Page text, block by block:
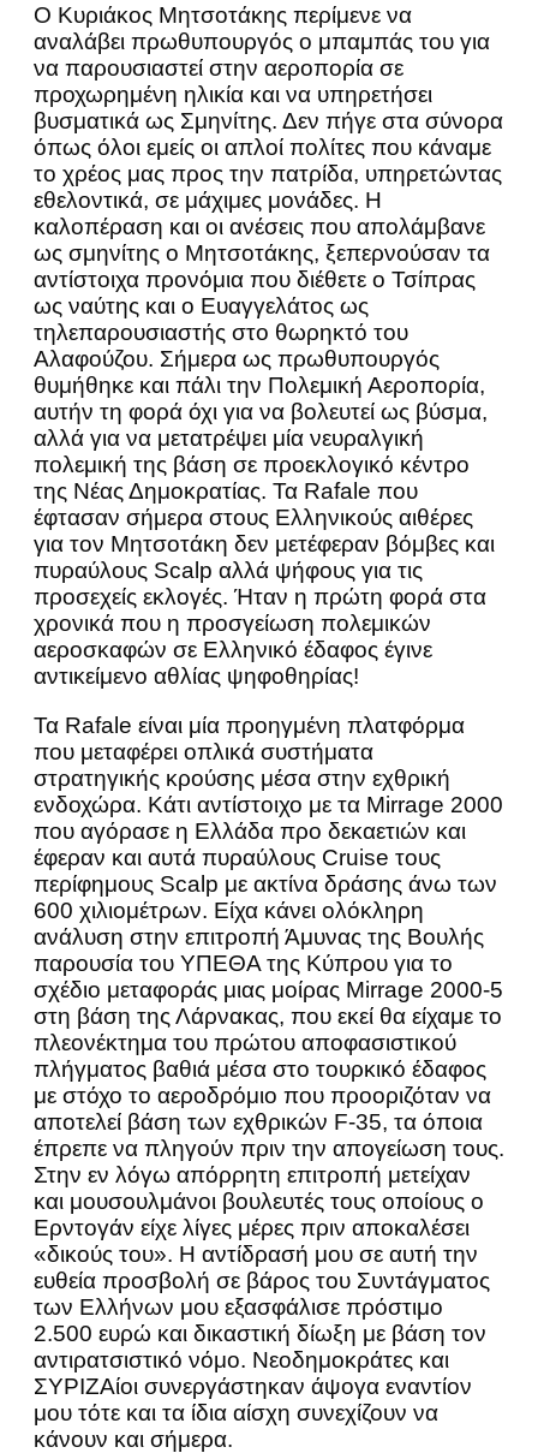
Ο Κυριάκος Μητσοτάκης περίμενε να
αναλάβει πρωθυπουργός ο μπαμπάς του για
να παρουσιαστεί στην αεροπορία σε
προχωρημένη ηλικία και να υπηρετήσει
βυσματικά ως Σμηνίτης. Δεν πήγε στα σύνορα
όπως όλοι εμείς οι απλοί πολίτες που κάναμε
το χρέος μας προς την πατρίδα, υπηρετώντας
εθελοντικά, σε μάχιμες μονάδες. Η
καλοπέραση και οι ανέσεις που απολάμβανε
ως σμηνίτης ο Μητσοτάκης, ξεπερνούσαν τα
αντίστοιχα προνόμια που διέθετε ο Τσίπρας
ως ναύτης και ο Ευαγγελάτος ως
τηλεπαρουσιαστής στο θωρηκτό του
Αλαφούζου. Σήμερα ως πρωθυπουργός
θυμήθηκε και πάλι την Πολεμική Αεροπορία,
αυτήν τη φορά όχι για να βολευτεί ως βύσμα,
αλλά για να μετατρέψει μία νευραλγική
πολεμική της βάση σε προεκλογικό κέντρο
της Νέας Δημοκρατίας. Τα Rafale που
έφτασαν σήμερα στους Ελληνικούς αιθέρες
για τον Μητσοτάκη δεν μετέφεραν βόμβες και
πυραύλους Scalp αλλά ψήφους για τις
προσεχείς εκλογές. Ήταν η πρώτη φορά στα
χρονικά που η προσγείωση πολεμικών
αεροσκαφών σε Ελληνικό έδαφος έγινε
αντικείμενο αθλίας ψηφοθηρίας!
Τα Rafale είναι μία προηγμένη πλατφόρμα
που μεταφέρει οπλικά συστήματα
στρατηγικής κρούσης μέσα στην εχθρική
ενδοχώρα. Κάτι αντίστοιχο με τα Mirrage 2000
που αγόρασε η Ελλάδα προ δεκαετιών και
έφεραν και αυτά πυραύλους Cruise τους
περίφημους Scalp με ακτίνα δράσης άνω των
600 χιλιομέτρων. Είχα κάνει ολόκληρη
ανάλυση στην επιτροπή Άμυνας της Βουλής
παρουσία του ΥΠΕΘΑ της Κύπρου για το
σχέδιο μεταφοράς μιας μοίρας Mirrage 2000-5
στη βάση της Λάρνακας, που εκεί θα είχαμε το
πλεονέκτημα του πρώτου αποφασιστικού
πλήγματος βαθιά μέσα στο τουρκικό έδαφος
με στόχο το αεροδρόμιο που προοριζόταν να
αποτελεί βάση των εχθρικών F-35, τα όποια
έπρεπε να πληγούν πριν την απογείωση τους.
Στην εν λόγω απόρρητη επιτροπή μετείχαν
και μουσουλμάνοι βουλευτές τους οποίους ο
Ερντογάν είχε λίγες μέρες πριν αποκαλέσει
«δικούς του». Η αντίδρασή μου σε αυτή την
ευθεία προσβολή σε βάρος του Συντάγματος
των Ελλήνων μου εξασφάλισε πρόστιμο
2.500 ευρώ και δικαστική δίωξη με βάση τον
αντιρατσιστικό νόμο. Νεοδημοκράτες και
ΣΥΡΙΖΑίοι συνεργάστηκαν άψογα εναντίον
μου τότε και τα ίδια αίσχη συνεχίζουν να
κάνουν και σήμερα.